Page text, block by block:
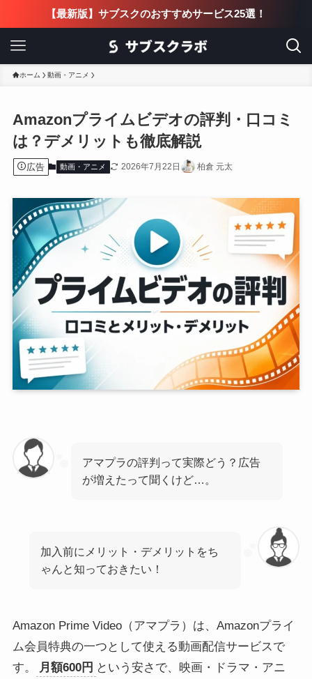
【最新版】サブスクのおすすめサービス25選！
ホーム 動画・アニメ
Amazonプライムビデオの評判・口コミ
は？デメリットも徹底解説
広告 動画・アニメ 2026年7月22日 柏倉 元太
アマプラの評判って実際どう？広告
が増えたって聞くけど…。
加入前にメリット・デメリットをち
ゃんと知っておきたい！
Amazon Prime Video（アマプラ）は、Amazonプライ
ム会員特典の一つとして使える動画配信サービスで
す。
月額600円 という安さで、映画・ドラマ・アニ